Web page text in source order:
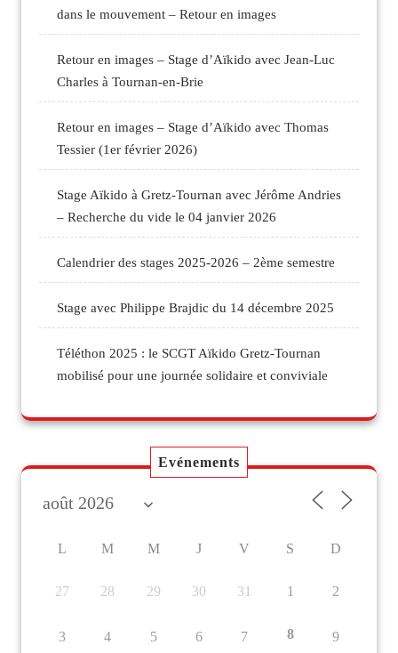
dans le mouvement – Retour en images
Retour en images – Stage d’Aïkido avec Jean-Luc
Charles à Tournan-en-Brie
Retour en images – Stage d’Aïkido avec Thomas
Tessier (1er février 2026)
Stage Aïkido à Gretz-Tournan avec Jérôme Andries
– Recherche du vide le 04 janvier 2026
Calendrier des stages 2025-2026 – 2ème semestre
Stage avec Philippe Brajdic du 14 décembre 2025
Téléthon 2025 : le SCGT Aïkido Gretz-Tournan
mobilisé pour une journée solidaire et conviviale
Evénements
L M M J V S D
27 28 29 30 31 1 2
3 4 5 6 7 8 9